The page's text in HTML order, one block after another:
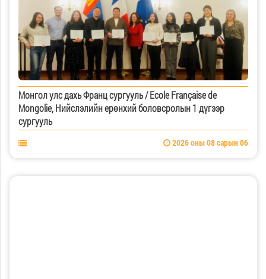
Монгол улс дахь Франц сургууль / Ecole Française de
Mongolie, Нийслэлийн ерөнхий боловсролын 1 дүгээр
сургууль
2026 оны 08 сарын 06